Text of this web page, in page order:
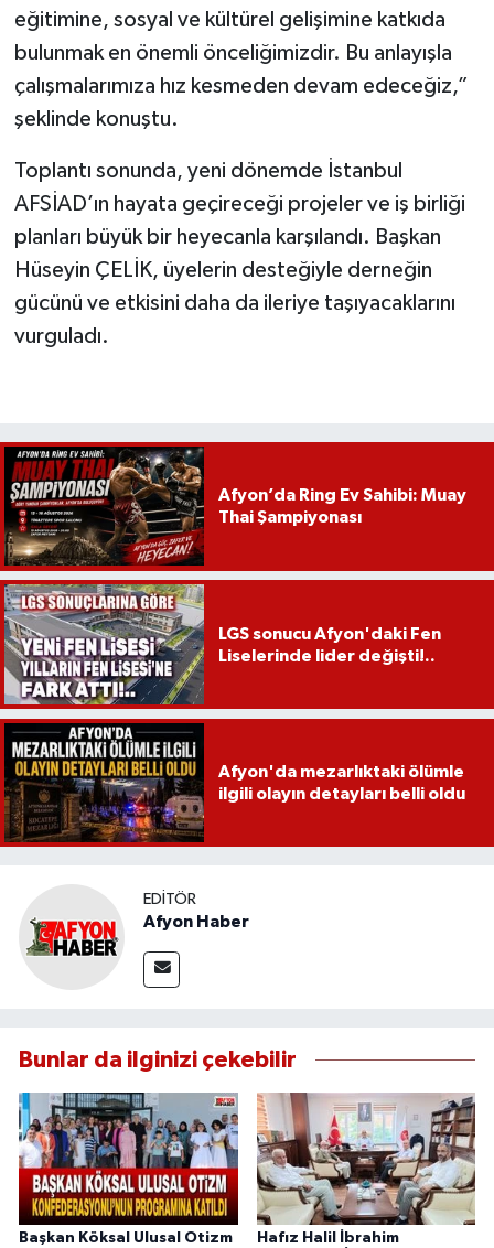
eğitimine, sosyal ve kültürel gelişimine katkıda
bulunmak en önemli önceliğimizdir. Bu anlayışla
çalışmalarımıza hız kesmeden devam edeceğiz,”
şeklinde konuştu.
Toplantı sonunda, yeni dönemde İstanbul
AFSİAD’ın hayata geçireceği projeler ve iş birliği
planları büyük bir heyecanla karşılandı. Başkan
Hüseyin ÇELİK, üyelerin desteğiyle derneğin
gücünü ve etkisini daha da ileriye taşıyacaklarını
vurguladı.
Afyon’da Ring Ev Sahibi: Muay
Thai Şampiyonası
LGS sonucu Afyon'daki Fen
Liselerinde lider değişti!..
Afyon'da mezarlıktaki ölümle
ilgili olayın detayları belli oldu
EDITÖR
Afyon Haber
Bunlar da ilginizi çekebilir
Başkan Köksal Ulusal Otizm
Hafız Halil İbrahim